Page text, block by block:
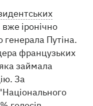
іронічно
Путіна.
французьких
займала
За